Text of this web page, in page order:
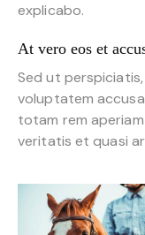
explicabo.
At vero eos et
Sed ut
voluptatem
totam rem
veritatis et quasi